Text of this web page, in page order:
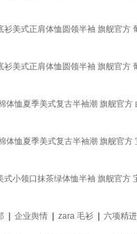
美式正肩体恤圆领半袖 旗舰官方
美式正肩体恤圆领半袖 旗舰官方
体恤夏季美式复古半袖潮 旗舰官方
体恤夏季美式复古半袖潮 旗舰官方
小领口抹茶绿体恤半袖 旗舰官方
企业舆情 zara 毛衫 六项精进